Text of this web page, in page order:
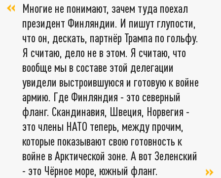
Многие не понимают, зачем туда поехал
президент Финляндии. И пишут глупости,
что он, дескать, партнёр Трампа по гольфу.
Я считаю, дело не в этом. Я считаю, что
вообще мы в составе этой делегации
увидели выстроившуюся и готовую к войне
армию. Где Финляндия - это северный
фланг. Скандинавия, Швеция, Норвегия -
это члены НАТО теперь, между прочим,
которые показывают свою готовность к
войне в Арктической зоне. А вот Зеленский
- это Чёрное море, южный фланг.